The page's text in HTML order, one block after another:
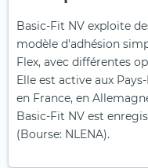
Basic-Fit NV exploite
modèle d'adhésion
Flex, avec différentes
Elle est active aux
en France, en
Basic-Fit NV est
(Bourse: NLENA).